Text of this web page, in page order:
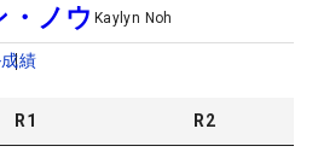
・ノウ Kaylyn Noh
成績
R1 R2